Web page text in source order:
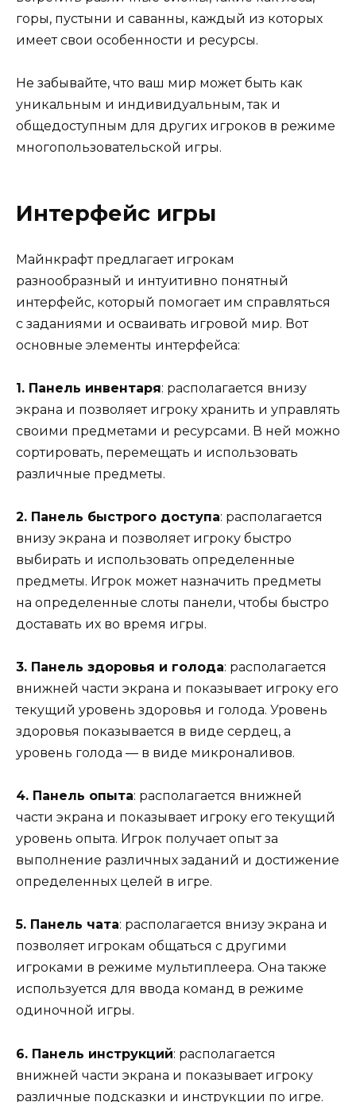
горы, пустыни и саванны, каждый из которых
имеет свои особенности и ресурсы.
Не забывайте, что ваш мир может быть как
уникальным и индивидуальным, так и
общедоступным для других игроков в режиме
многопользовательской игры.
Интерфейс игры
Майнкрафт предлагает игрокам
разнообразный и интуитивно понятный
интерфейс, который помогает им справляться
с заданиями и осваивать игровой мир. Вот
основные элементы интерфейса:
1. Панель инвентаря: располагается внизу
экрана и позволяет игроку хранить и управлять
своими предметами и ресурсами. В ней можно
сортировать, перемещать и использовать
различные предметы.
2. Панель быстрого доступа: располагается
внизу экрана и позволяет игроку быстро
выбирать и использовать определенные
предметы. Игрок может назначить предметы
на определенные слоты панели, чтобы быстро
доставать их во время игры.
3. Панель здоровья и голода: располагается
внижней части экрана и показывает игроку его
текущий уровень здоровья и голода. Уровень
здоровья показывается в виде сердец, а
уровень голода — в виде микроналивов.
4. Панель опыта: располагается внижней
части экрана и показывает игроку его текущий
уровень опыта. Игрок получает опыт за
выполнение различных заданий и достижение
определенных целей в игре.
5. Панель чата: располагается внизу экрана и
позволяет игрокам общаться с другими
игроками в режиме мультиплеера. Она также
используется для ввода команд в режиме
одиночной игры.
6. Панель инструкций: располагается
внижней части экрана и показывает игроку
различные подсказки и инструкции по игре.